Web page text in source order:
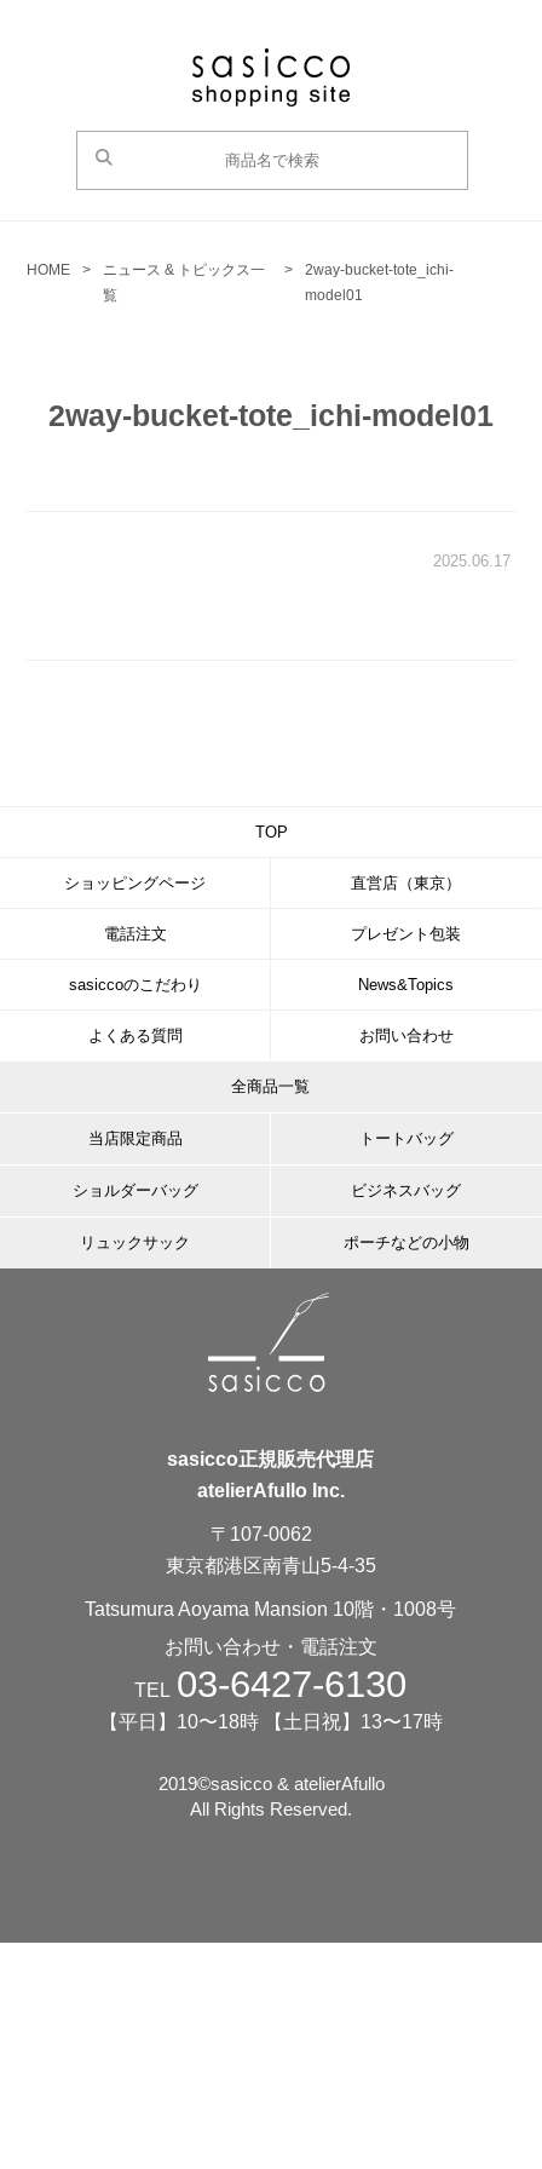
HOME >
ニュース & トピックス一
覧
>
2way-bucket-tote_ichi-
model01
2way-bucket-tote_ichi-model01
2025.06.17
TOP
ショッピングページ 直営店（東京）
電話注文 プレゼント包装
sasiccoのこだわり News&Topics
よくある質問 お問い合わせ
全商品一覧
当店限定商品 トートバッグ
ショルダーバッグ ビジネスバッグ
リュックサック ポーチなどの小物
sasicco正規販売代理店
atelierAfullo Inc.
〒107-0062
東京都港区南青山5-4-35
Tatsumura Aoyama Mansion 10階・1008号
お問い合わせ・電話注文
TEL 03-6427-6130
【平日】10〜18時 【土日祝】13〜17時
2019©️sasicco & atelierAfullo
All Rights Reserved.